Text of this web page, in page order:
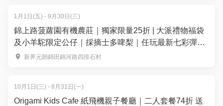
1月1日(五) - 9月30日(三)
錦上路菠蘿園有機農莊｜獨家限量25折 | 大派禮物福袋
及小羊駝限定公仔｜採摘士多啤梨｜任玩最新七彩彈床
充氣城堡沙池釣魚池｜元朗好去處
新界元朗錦田錦河路四排石村
10月1日(三) - 8月31日(一)
Origami Kids Cafe 紙飛機親子餐廳｜二人套餐74折 送